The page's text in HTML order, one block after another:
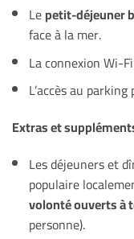
Lepetit-déjeuner
face à la mer.
La connexion Wi-
L’accès au
Extras et
Les déjeuners et
populaire
volonté ouverts à
personne).